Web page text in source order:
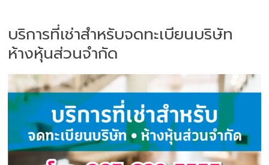
บริการที่เช่าสำหรับจดทะเบียนบริษัท
ห้างหุ้นส่วนจำกัด